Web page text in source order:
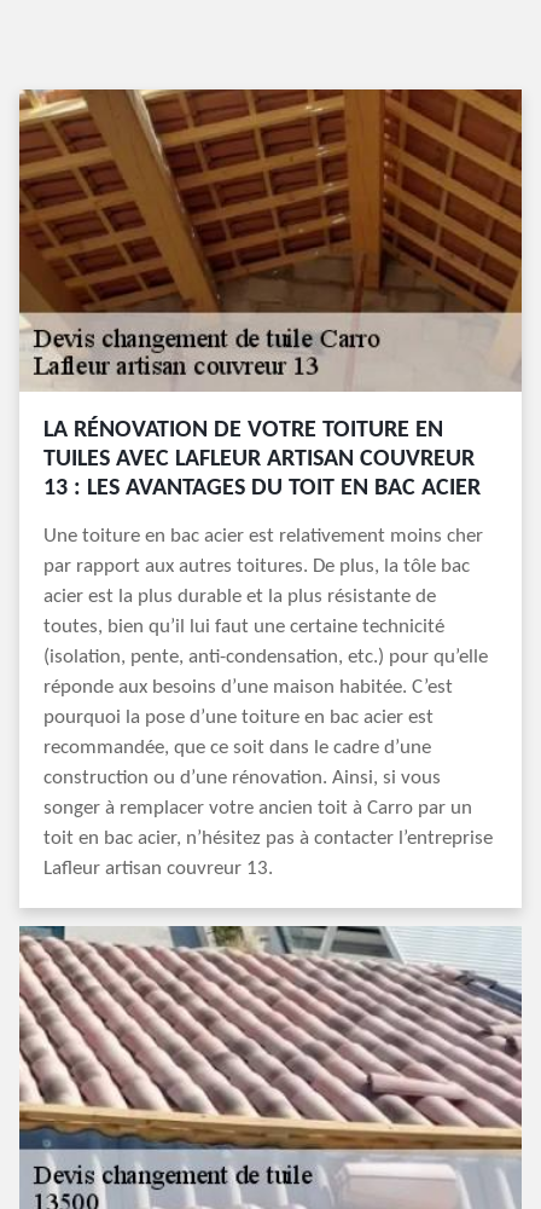
LA RÉNOVATION DE VOTRE TOITURE EN
TUILES AVEC LAFLEUR ARTISAN COUVREUR
13 : LES AVANTAGES DU TOIT EN BAC ACIER
Une toiture en bac acier est relativement moins cher
par rapport aux autres toitures. De plus, la tôle bac
acier est la plus durable et la plus résistante de
toutes, bien qu’il lui faut une certaine technicité
(isolation, pente, anti-condensation, etc.) pour qu’elle
réponde aux besoins d’une maison habitée. C’est
pourquoi la pose d’une toiture en bac acier est
recommandée, que ce soit dans le cadre d’une
construction ou d’une rénovation. Ainsi, si vous
songer à remplacer votre ancien toit à Carro par un
toit en bac acier, n’hésitez pas à contacter l’entreprise
Lafleur artisan couvreur 13.